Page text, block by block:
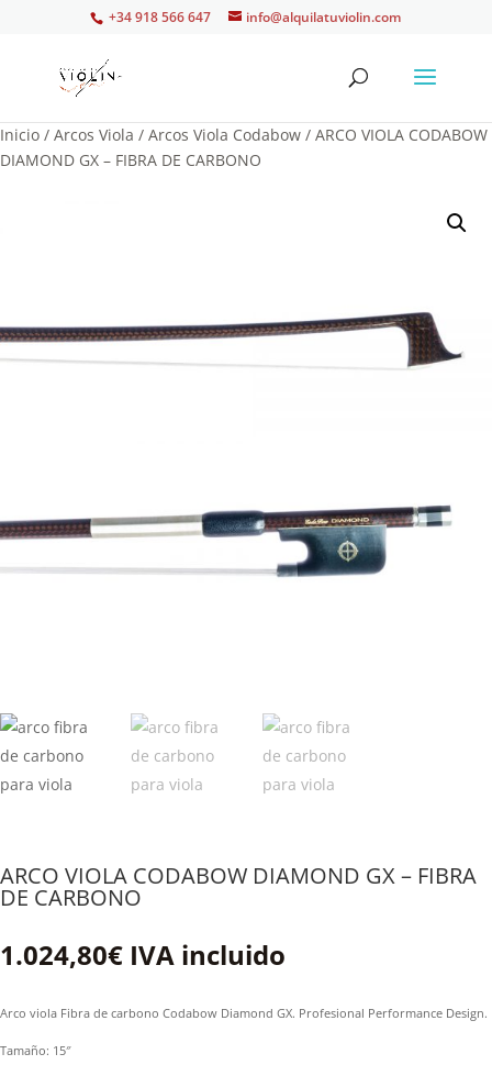
+34 918 566 647 info@alquilatuviolin.com
Inicio / Arcos Viola / Arcos Viola Codabow / ARCO VIOLA CODABOW
DIAMOND GX – FIBRA DE CARBONO
ARCO VIOLA CODABOW DIAMOND GX – FIBRA
DE CARBONO
1.024,80€ IVA incluido
Arco viola Fibra de carbono Codabow Diamond GX. Profesional Performance Design.
Tamaño: 15″